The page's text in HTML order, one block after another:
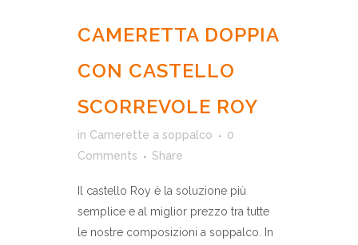
CAMERETTA DOPPIA
CON CASTELLO
SCORREVOLE ROY
in Camerette a soppalco
0
Comments
Share
Il castello Roy è la soluzione più
semplice e al miglior prezzo tra tutte
le nostre composizioni a soppalco. In